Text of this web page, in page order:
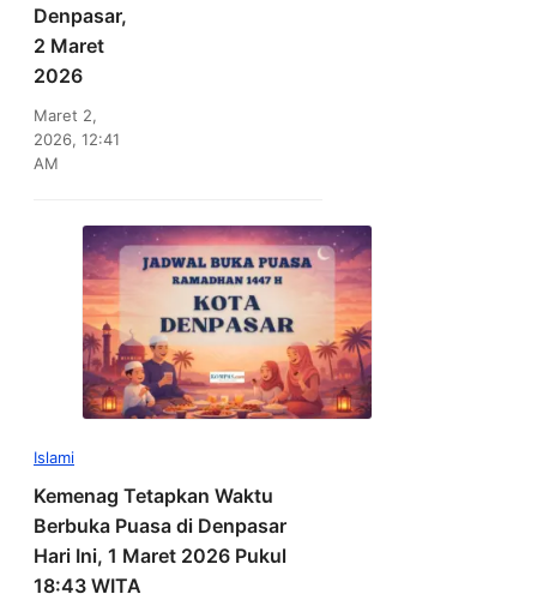
Denpasar,
2 Maret
2026
Maret 2,
2026, 12:41
AM
Islami
Kemenag Tetapkan Waktu
Berbuka Puasa di Denpasar
Hari Ini, 1 Maret 2026 Pukul
18:43 WITA